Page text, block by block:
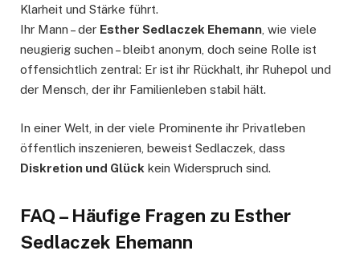
Klarheit und Stärke führt.
Ihr Mann – der Esther Sedlaczek Ehemann , wie viele
neugierig suchen – bleibt anonym, doch seine Rolle ist
offensichtlich zentral: Er ist ihr Rückhalt, ihr Ruhepol und
der Mensch, der ihr Familienleben stabil hält.
In einer Welt, in der viele Prominente ihr Privatleben
öffentlich inszenieren, beweist Sedlaczek, dass
Diskretion und Glück kein Widerspruch sind.
FAQ – Häufige Fragen zu Esther
Sedlaczek Ehemann